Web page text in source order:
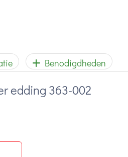
Benodigdheden
edding 363-002